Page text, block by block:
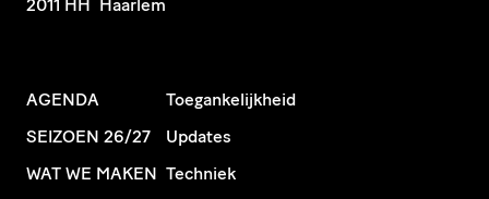
2011 HH Haarlem
AGENDA
SEIZOEN 26/27
WAT WE MAKEN
Toegankelijkheid
Updates
Techniek